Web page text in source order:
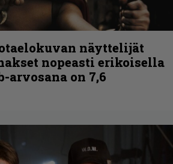
näyttelijät
nopeasti erikoisella
on 7,6